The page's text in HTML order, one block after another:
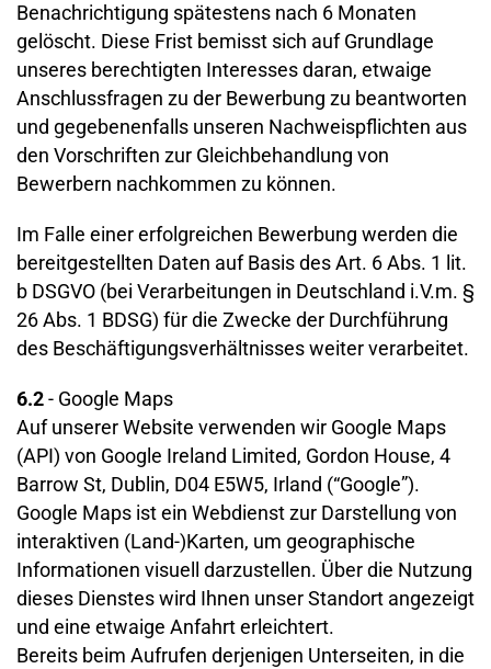
Benachrichtigung spätestens nach 6 Monaten
gelöscht. Diese Frist bemisst sich auf Grundlage
unseres berechtigten Interesses daran, etwaige
Anschlussfragen zu der Bewerbung zu beantworten
und gegebenenfalls unseren Nachweispflichten aus
den Vorschriften zur Gleichbehandlung von
Bewerbern nachkommen zu können.
Im Falle einer erfolgreichen Bewerbung werden die
bereitgestellten Daten auf Basis des Art. 6 Abs. 1 lit.
b DSGVO (bei Verarbeitungen in Deutschland i.V.m. §
26 Abs. 1 BDSG) für die Zwecke der Durchführung
des Beschäftigungsverhältnisses weiter verarbeitet.
6.2- Google Maps
Auf unserer Website verwenden wir Google Maps
(API) von Google Ireland Limited, Gordon House, 4
Barrow St, Dublin, D04 E5W5, Irland (“Google”).
Google Maps ist ein Webdienst zur Darstellung von
interaktiven (Land-)Karten, um geographische
Informationen visuell darzustellen. Über die Nutzung
dieses Dienstes wird Ihnen unser Standort angezeigt
und eine etwaige Anfahrt erleichtert.
Bereits beim Aufrufen derjenigen Unterseiten, in die